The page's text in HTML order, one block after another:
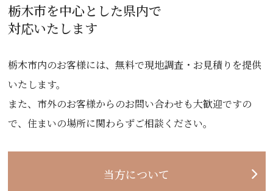
栃木市を中心とした県内で
対応いたします
栃木市内のお客様には、無料で現地調査・お見積りを提供
いたします。
また、市外のお客様からのお問い合わせも大歓迎ですの
で、住まいの場所に関わらずご相談ください。
当方について